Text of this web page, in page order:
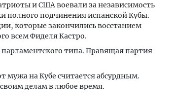
и США воевали за независимость
полного подчинения испанской Кубы.
которые закончились восстанием
всем Фиделя Кастро.
парламентского типа. Правящая партия
на Кубе считается абсурдным.
делам в любое время.